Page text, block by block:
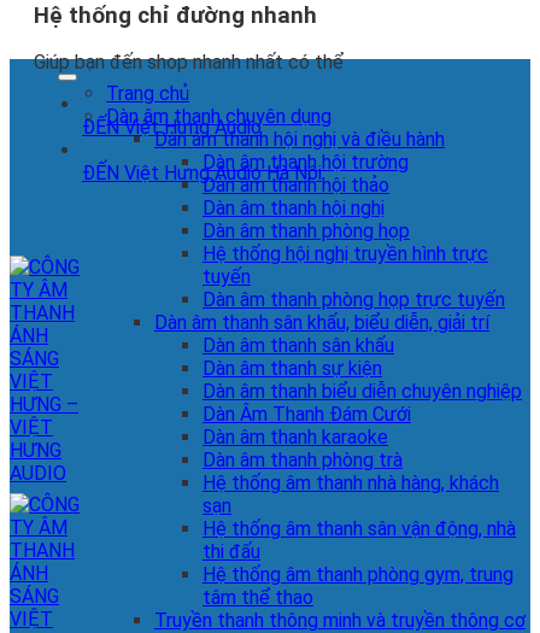
Hệ thống chỉ đường nhanh
Giúp bạn đến shop nhanh nhất có thể
ĐẾN Việt Hưng Audio
ĐẾN Việt Hưng Audio Hà Nội
Trang chủ
Dàn âm thanh chuyên dụng
Dàn âm thanh hội nghị và điều hành
Dàn âm thanh hội trường
Dàn âm thanh hội thảo
Dàn âm thanh hội nghị
Dàn âm thanh phòng họp
Hệ thống hội nghị truyền hình trực
tuyến
Dàn âm thanh phòng họp trực tuyến
Dàn âm thanh sân khấu, biểu diễn, giải trí
Dàn âm thanh sân khấu
Dàn âm thanh sự kiện
Dàn âm thanh biểu diễn chuyên nghiệp
Dàn Âm Thanh Đám Cưới
Dàn âm thanh karaoke
Dàn âm thanh phòng trà
Hệ thống âm thanh nhà hàng, khách
sạn
Hệ thống âm thanh sân vận động, nhà
thi đấu
Hệ thống âm thanh phòng gym, trung
tâm thể thao
Truyền thanh thông minh và truyền thông cơ